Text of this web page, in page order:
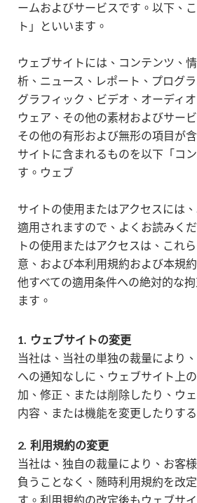
ームおよびサービスです。以下、
ト」といいます。
ウェブサイトには、コンテンツ、
析、ニュース、レポート、プログ
グラフィック、ビデオ、オーディ
ウェア、その他の素材およびサー
その他の有形および無形の項目が
サイトに含まれるものを以下「コ
す。ウェブ
サイトの使用またはアクセスには
適用されますので、よくお読みく
トの使用またはアクセスは、これ
意、および本利用規約および本規
他すべての適用条件への絶対的な
ます。
1. ウェブサイトの変更
当社は、当社の単独の裁量により
への通知なしに、ウェブサイト上
加、修正、または削除したり、ウ
内容、または機能を変更したりす
2. 利用規約の変更
当社は、独自の裁量により、お客
負うことなく、随時利用規約を改
す。利用規約の改定後もウェブサ